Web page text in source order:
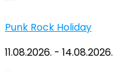
Punk Rock Holiday
11.08.2026. - 14.08.2026.